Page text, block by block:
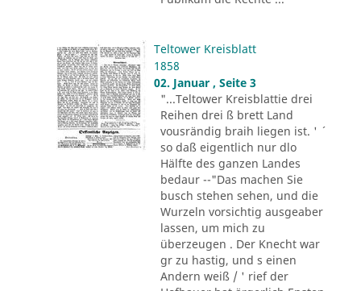
Teltower Kreisblatt
1858
02. Januar , Seite 3
"...Teltower Kreisblattie drei
Reihen drei ß brett Land
vousrändig braih liegen ist. ' ´
so daß eigentlich nur dlo
Hälfte des ganzen Landes
bedaur --"Das machen Sie
busch stehen sehen, und die
Wurzeln vorsichtig ausgeaber
lassen, um mich zu
überzeugen . Der Knecht war
gr zu hastig, und s einen
Andern weiß / ' rief der